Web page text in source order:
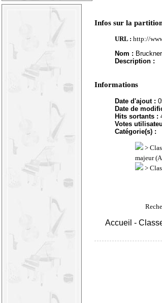
Infos sur la
URL : http://
Nom :
Description :
Informations
Date d'ajout :
Date de
Hits sortants :
Votes
Catégorie(s) :
>
majeur
>
Accueil -